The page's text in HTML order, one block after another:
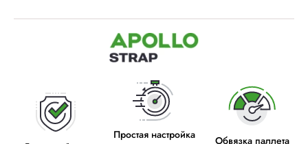
Простая настройка
Обвязка паллета